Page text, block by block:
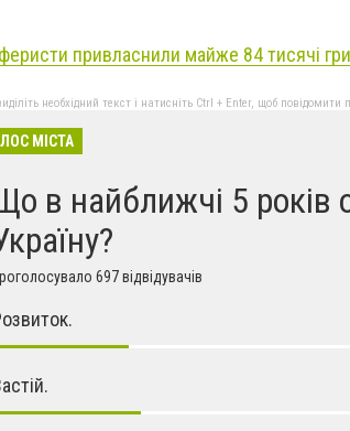
привласнили майже 84 тисячі
необхідний текст і натисніть Ctrl + Enter, щоб повідомити
МІСТА
в найближчі 5 років
697 відвідувачів